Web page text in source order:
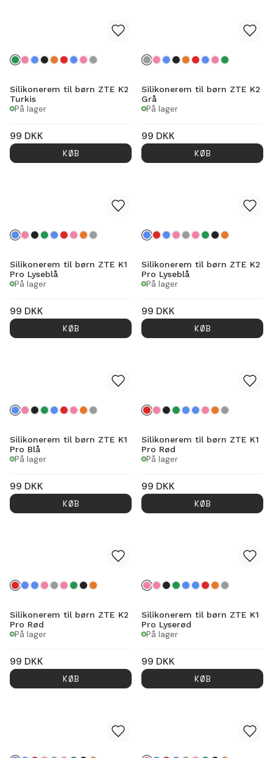
Silikonerem til børn ZTE K2
Turkis
På lager
99 DKK
KØB
Silikonerem til børn ZTE K2
Grå
På lager
99 DKK
KØB
Silikonerem til børn ZTE K1
Pro Lyseblå
På lager
99 DKK
KØB
Silikonerem til børn ZTE K2
Pro Lyseblå
På lager
99 DKK
KØB
Silikonerem til børn ZTE K1
Pro Blå
På lager
99 DKK
KØB
Silikonerem til børn ZTE K1
Pro Rød
På lager
99 DKK
KØB
Silikonerem til børn ZTE K2
Pro Rød
På lager
99 DKK
KØB
Silikonerem til børn ZTE K1
Pro Lyserød
På lager
99 DKK
KØB